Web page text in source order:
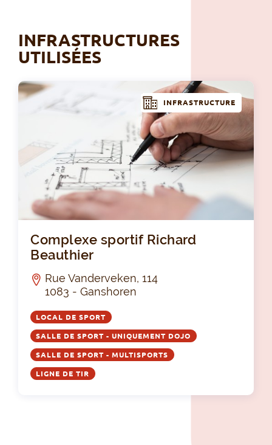
INFRASTRUCTURES
UTILISÉES
INFRASTRUCTURE
Complexe sportif Richard
Beauthier
Rue Vanderveken, 114
1083 - Ganshoren
LOCAL DE SPORT
SALLE DE SPORT - UNIQUEMENT DOJO
SALLE DE SPORT - MULTISPORTS
LIGNE DE TIR